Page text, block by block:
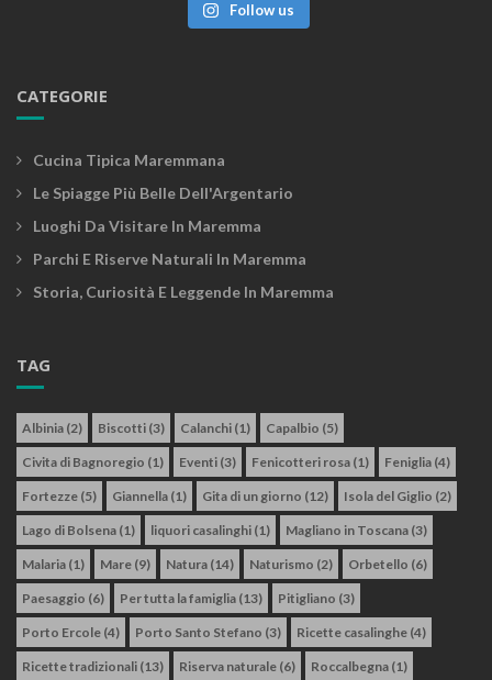
Follow us
CATEGORIE
Cucina Tipica Maremmana
Le Spiagge Più Belle Dell'Argentario
Luoghi Da Visitare In Maremma
Parchi E Riserve Naturali In Maremma
Storia, Curiosità E Leggende In Maremma
TAG
Albinia (2) Biscotti (3) Calanchi (1) Capalbio (5)
Civita di Bagnoregio (1) Eventi (3) Fenicotteri rosa (1) Feniglia (4)
Fortezze (5) Giannella (1) Gita di un giorno (12) Isola del Giglio (2)
Lago di Bolsena (1) liquori casalinghi (1) Magliano in Toscana (3)
Malaria (1) Mare (9) Natura (14) Naturismo (2) Orbetello (6)
Paesaggio (6) Per tutta la famiglia (13) Pitigliano (3)
Porto Ercole (4) Porto Santo Stefano (3) Ricette casalinghe (4)
Ricette tradizionali (13) Riserva naturale (6) Roccalbegna (1)